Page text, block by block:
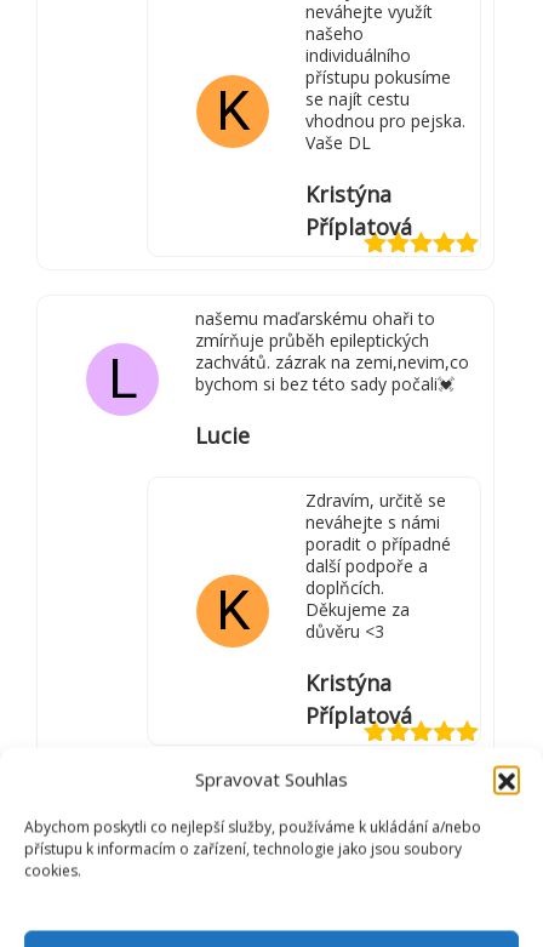
Spravovat Souhlas
Abychom poskytli co nejlepší služby, používáme k ukládání a/nebo
přístupu k informacím o zařízení, technologie jako jsou soubory
cookies.
K
neváhejte využít
našeho
individuálního
přístupu pokusíme
se najít cestu
vhodnou pro pejska.
Vaše DL
Kristýna
Příplatová
L
našemu maďarskému ohaři to
zmírňuje průběh epileptických
zachvátů. zázrak na zemi,nevim,co
bychom si bez této sady počali💓
Lucie
K
Zdravím, určitě se
neváhejte s námi
poradit o případné
další podpoře a
doplňcích.
Děkujeme za
důvěru <3
Kristýna
Příplatová
průběh záchvatu a dříve míval i dva
za sebou, při kapkách jen jeden a